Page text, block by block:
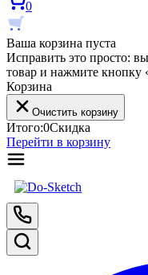
0
Ваша корзина пуста
Исправить это просто:
товар и нажмите кнопку
Корзина
Очистить корзину
Итого:0Скидка
Перейти в корзину